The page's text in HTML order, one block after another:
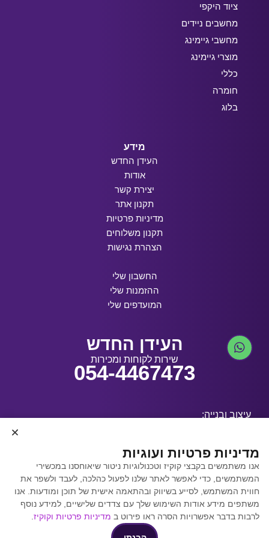
ציוד היקפי
מחשבים ניידים
מחשבי גיימינג
מוצרי גיימינג
כללי
חומרה
בלוג
מידע
העידן החדש
אודות
יצירת קשר
תקנון אתר
מדיניות פרטיות
תקנון משלוחים
הצהרת נגישות
החשבון שלי
ההזמנות שלי
המועדפים שלי
העידן החדש
שירות לקוחות ומכירות
054-4467473
עיצוב ובנייה:
קידום אתרים באמצעות
מדיניות פרטיות ועוגיות
אנו משתמשים בקבצי קוקיז וטכנולוגיות ניטור שיאוחסנו במכשירי
המשתמשים, כדי לאפשר לאתר שלנו לפעול כהלכה, לעבד ולשפר את
חווית המשתמש, לסייע בשיווק ובהתאמה אישית של תוכן ומודעות. אנו
משתפים מידע אודות השימוש שלך עם צדדים שלישיים, למידע נוסף
לרבות בדבר אפשרויות הסרה ראו פירוט ב מדיניות פרטיות וקוקיז